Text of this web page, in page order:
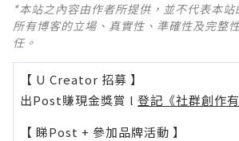
*本站之內容由作者所提供，並不代表本
所有博客的立場、真實性、準確性及完整
任。
【 U Creator 招募 】
出Post賺現金獎賞 l 登記《社群創作有
【 睇Post + 參加品牌活動 】